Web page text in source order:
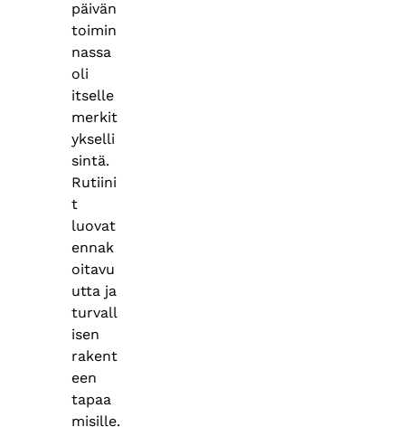
päivän
toimin
nassa
oli
itselle
merkit
ykselli
sintä.
Rutiini
t
luovat
ennak
oitavu
utta ja
turvall
isen
rakent
een
tapaa
misille.